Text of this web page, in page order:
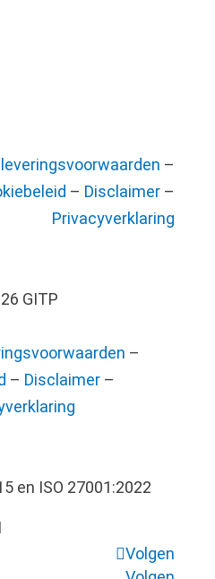
–
– Disclaimer –
Privacyverklaring
GITP
–
– Disclaimer–
en ISO 27001:2022
Volgen